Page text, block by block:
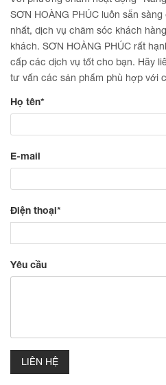
SƠN HOÀNG PHÚC luôn sẵn
nhất, dịch vụ chăm sóc khách
khách. SƠN HOÀNG PHÚC rất
cấp các dịch vụ tốt cho bạn. Hãy
tư vấn các sản phẩm phù hợp với
Họ tên*
E-mail
Điện thoại*
Yêu cầu